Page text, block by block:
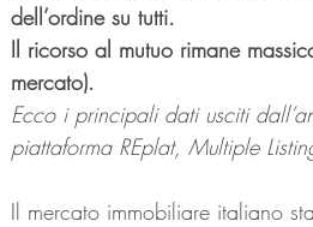
dell’ordine su tutti.
Il ricorso al mutuo rimane
mercato).
Ecco i principali dati usciti
piattaforma REplat, Multiple
Il mercato immobiliare italiano